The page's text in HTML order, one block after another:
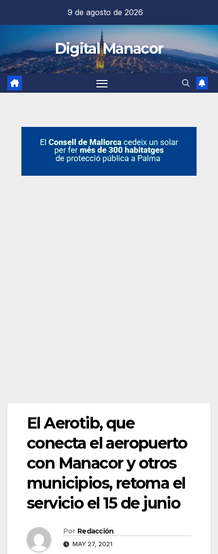
contenido
9 de agosto de 2026
Digital Manacor
El Aerotib, que
conecta el aeropuerto
con Manacor y otros
municipios, retoma el
servicio el 15 de junio
Por Redacción
MAY 27, 2021